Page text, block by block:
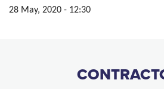
28 May, 2020 - 12:30